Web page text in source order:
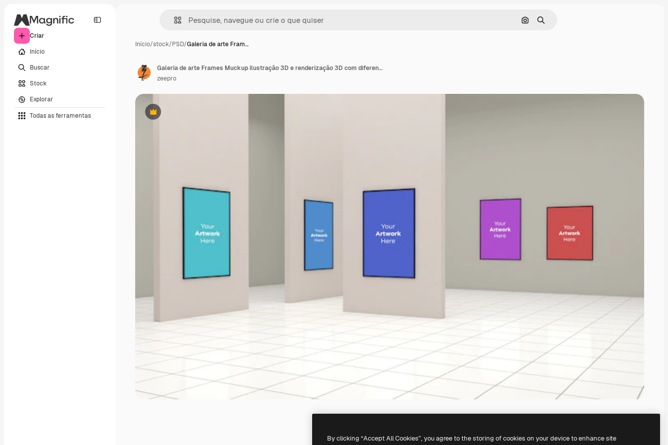
Criar
Início
Buscar
Stock
Explorar
Todas as ferramentas
Pesquisar por imagem
Buscar
Início/stock/PSD/Galeria de arte Fram…
Premium
Galeria de arte Frames Muckup ilustração 3D e renderização 3D com diferentes direções
zeepro
By clicking “Accept All Cookies”, you agree to the storing of cookies on your device to enhance site